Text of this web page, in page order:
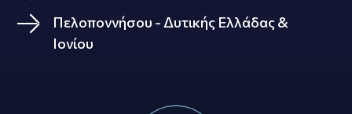
Πελοποννήσου - Δυτικής Ελλάδας &
Ιονίου